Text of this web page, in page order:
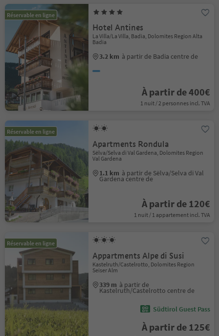
Réservable en ligne
Hotel Antines
La Villa/La Villa, Badia, Dolomites Region Alta
Badia
3.2 km à partir de Badia centre de
À partir de 400€
1 nuit / 2 personnes incl. TVA
Réservable en ligne
Apartments Rondula
Sëlva/Selva di Val Gardena, Dolomites Region
Val Gardena
1.1 km à partir de Sëlva/Selva di Val
Gardena centre de
À partir de 120€
1 nuit / 1 appartement incl. TVA
Réservable en ligne
Appartments Alpe di Susi
Kastelruth/Castelrotto, Dolomites Region
Seiser Alm
339 m à partir de
Kastelruth/Castelrotto centre de
Südtirol Guest Pass
À partir de 125€